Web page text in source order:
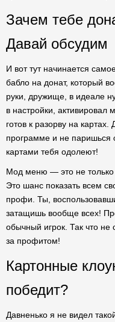
Зачем тебе
Давай обсудим
И вот тут начинается
бабло на донат, который
руки, дружище, в идеале
в настройки, активировал
готов к разорву на
программе и не паришься
картами тебя одолеют!
Мод меню — это не только
Это шанс показать всем
профи. Ты,
затащишь вообще всех!
обычный игрок. Так что не
за профитом!
Картонные
победит?
Давненько я не видел